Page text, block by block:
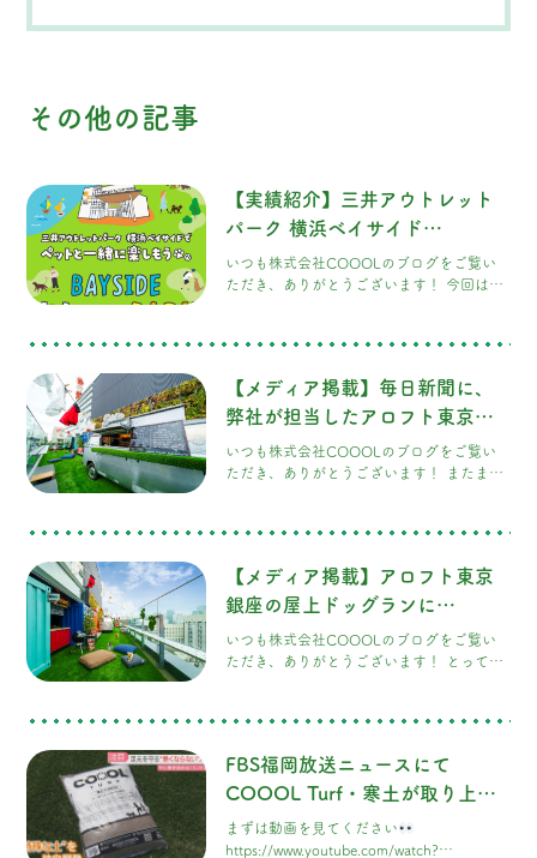
その他の記事
【実績紹介】三井アウトレット
パーク 横浜ベイサイド
「DOGGY PARK」の施工を担
当しました！
いつも株式会社COOOLのブログをご覧い
ただき、ありがとうございます！ 今回は、
三井アウトレットパーク 横浜ベイサイ
広場「DOGGY PARK」。こちらのドッグラ
ンエリアの施工を、弊社COOOLが担当させ
【メディア掲載】毎日新聞に、
弊社が担当したアロフト東京銀
座のドッグラン記事が掲載され
ました！
いつも株式会社COOOLのブログをご覧い
ただき、ありがとうございます！ またまた
RUN & BBQ Beer Garden」のニュースが、
どどんと掲載されました！ 大手ニュースサ
イトに取り上げていただき、スタッフ一同
【メディア掲載】アロフト東京
銀座の屋上ドッグランに
「COOOL Turf®」が採用！PR
TIMESで公開中です！
いつも株式会社COOOLのブログをご覧い
ただき、ありがとうございます！ とっても
アロフト東京銀座様の屋上ドッグランが、
にて大きく公開されました！ 銀座唯一の屋
上ドッグラン＆本格BBQが楽しめる新感覚
Garden」として、早くも注目を集めていま
FBS福岡放送ニュースにて
COOOL Turf・寒土が取り上げ
られました。
まずは動画を見てください
https://www.youtube.com/watch?